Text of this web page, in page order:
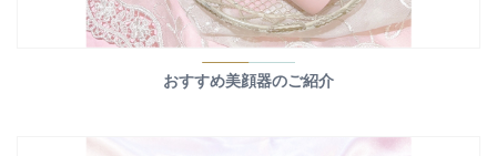
おすすめ美顔器のご紹介